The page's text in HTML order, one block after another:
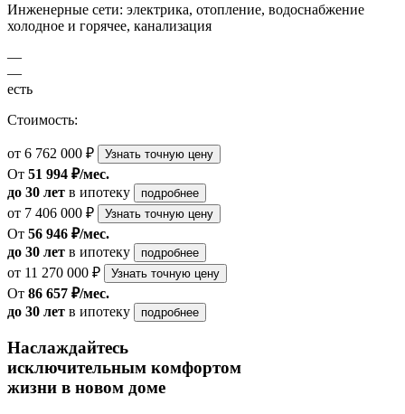
Инженерные сети: электрика, отопление, водоснабжение
холодное и горячее, канализация
—
—
есть
Стоимость:
от 6 762 000 ₽ Узнать точную цену
От 51 994 ₽/мес.
до 30 лет в ипотеку подробнее
от 7 406 000 ₽ Узнать точную цену
От 56 946 ₽/мес.
до 30 лет в ипотеку подробнее
от 11 270 000 ₽ Узнать точную цену
От 86 657 ₽/мес.
до 30 лет в ипотеку подробнее
Наслаждайтесь
исключительным комфортом
жизни в новом доме